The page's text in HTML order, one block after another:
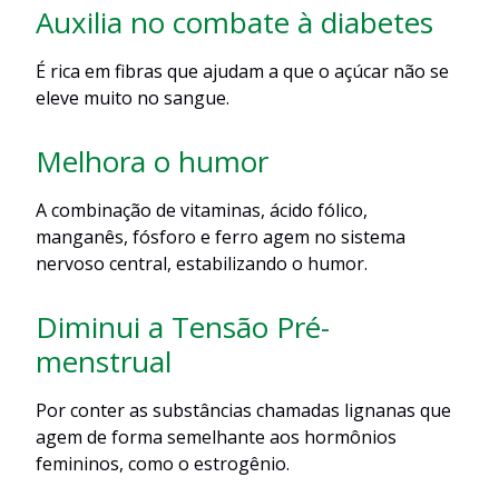
Auxilia no combate à diabetes
É rica em fibras que ajudam a que o açúcar não se
eleve muito no sangue.
Melhora o humor
A combinação de vitaminas, ácido fólico,
manganês, fósforo e ferro agem no sistema
nervoso central, estabilizando o humor.
Diminui a Tensão Pré-
menstrual
Por conter as substâncias chamadas lignanas que
agem de forma semelhante aos hormônios
femininos, como o estrogênio.